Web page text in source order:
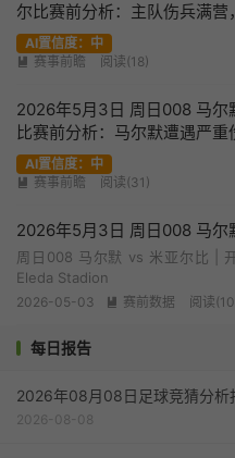
尔比赛前分析：主队伤兵满营
客场能否全取三分？
AI置信度：中
 赛事前瞻 阅读(18)
2026年5月3日 周日008 马尔
比赛前分析：马尔默遭遇严重
场让步暴跌是否预示冷门？
AI置信度：中
 赛事前瞻 阅读(31)
2026年5月3日 周日008 马尔
周日008 马尔默 vs 米亚尔比 |
Eleda Stadion
2026-05-03  赛前数据 阅读
每日报告
2026年08月08日足球竞猜分析
2026-08-08